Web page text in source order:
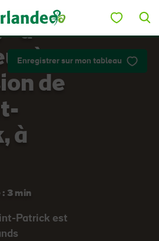
Enregistrer sur mon tableau
à
à
de
à
: 3 min
Patrick est